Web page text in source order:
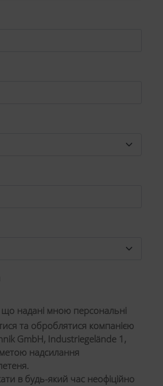
надані мною персональні
та оброблятися компанією
GmbH, Industriegelände 1,
надсилання
в будь-який час неофіційно